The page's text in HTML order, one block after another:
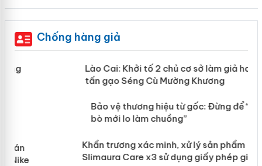
Chống hàng giả
Lào Cai: Khởi tố 2 chủ cơ sở làm giả
hơn 22 tấn gạo Séng Cù Mường
Bảo vệ thương hiệu từ gốc: Đừng để
“mất bò mới lo làm chuồng”